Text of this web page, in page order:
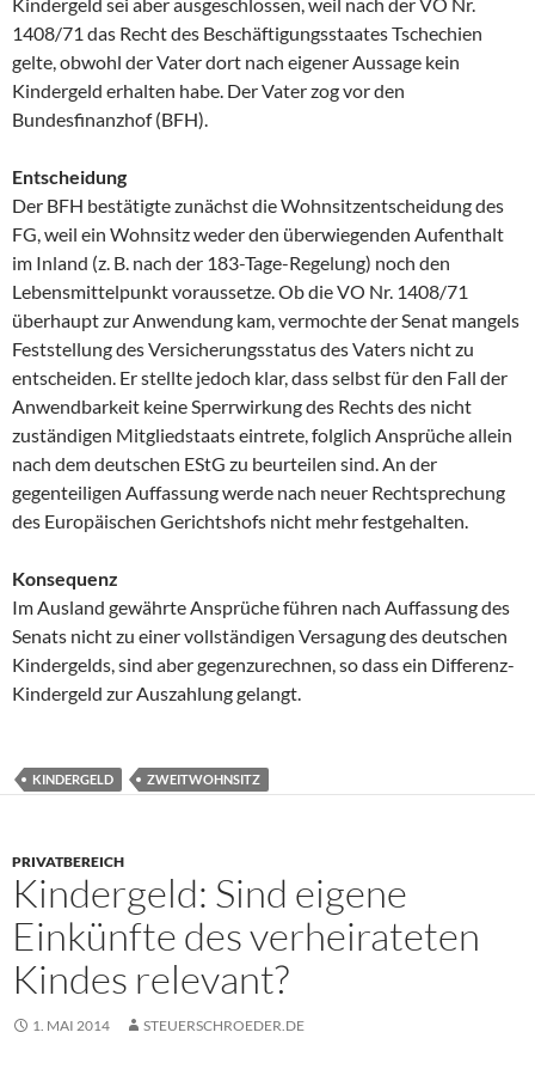
1408/71 das Recht des Beschäftigungsstaates Tschechien
gelte, obwohl der Vater dort nach eigener Aussage kein
Kindergeld erhalten habe. Der Vater zog vor den
Bundesfinanzhof (BFH).
Entscheidung
Der BFH bestätigte zunächst die Wohnsitzentscheidung des
FG, weil ein Wohnsitz weder den überwiegenden Aufenthalt
im Inland (z. B. nach der 183-Tage-Regelung) noch den
Lebensmittelpunkt voraussetze. Ob die VO Nr. 1408/71
überhaupt zur Anwendung kam, vermochte der Senat mangels
Feststellung des Versicherungsstatus des Vaters nicht zu
entscheiden. Er stellte jedoch klar, dass selbst für den Fall der
Anwendbarkeit keine Sperrwirkung des Rechts des nicht
zuständigen Mitgliedstaats eintrete, folglich Ansprüche allein
nach dem deutschen EStG zu beurteilen sind. An der
gegenteiligen Auffassung werde nach neuer Rechtsprechung
des Europäischen Gerichtshofs nicht mehr festgehalten.
Konsequenz
Im Ausland gewährte Ansprüche führen nach Auffassung des
Senats nicht zu einer vollständigen Versagung des deutschen
Kindergelds, sind aber gegenzurechnen, so dass ein Differenz-
Kindergeld zur Auszahlung gelangt.
KINDERGELD ZWEITWOHNSITZ
PRIVATBEREICH
Kindergeld: Sind eigene
Einkünfte des verheirateten
Kindes relevant?
1. MAI 2014 STEUERSCHROEDER.DE